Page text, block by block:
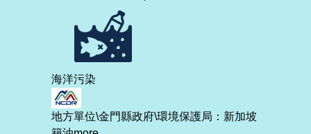
海洋污染
地方單位\金門縣政府\環境保護局：新加坡